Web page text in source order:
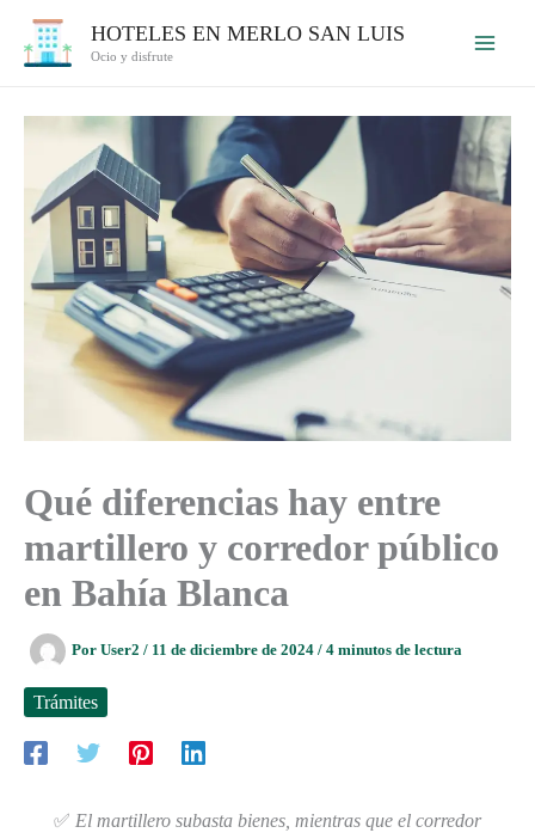
HOTELES EN MERLO SAN LUIS
Ocio y disfrute
Qué diferencias hay entre
martillero y corredor público
en Bahía Blanca
Por User2 / 11 de diciembre de 2024 / 4 minutos de lectura
Trámites
✅ El martillero subasta bienes, mientras que el corredor